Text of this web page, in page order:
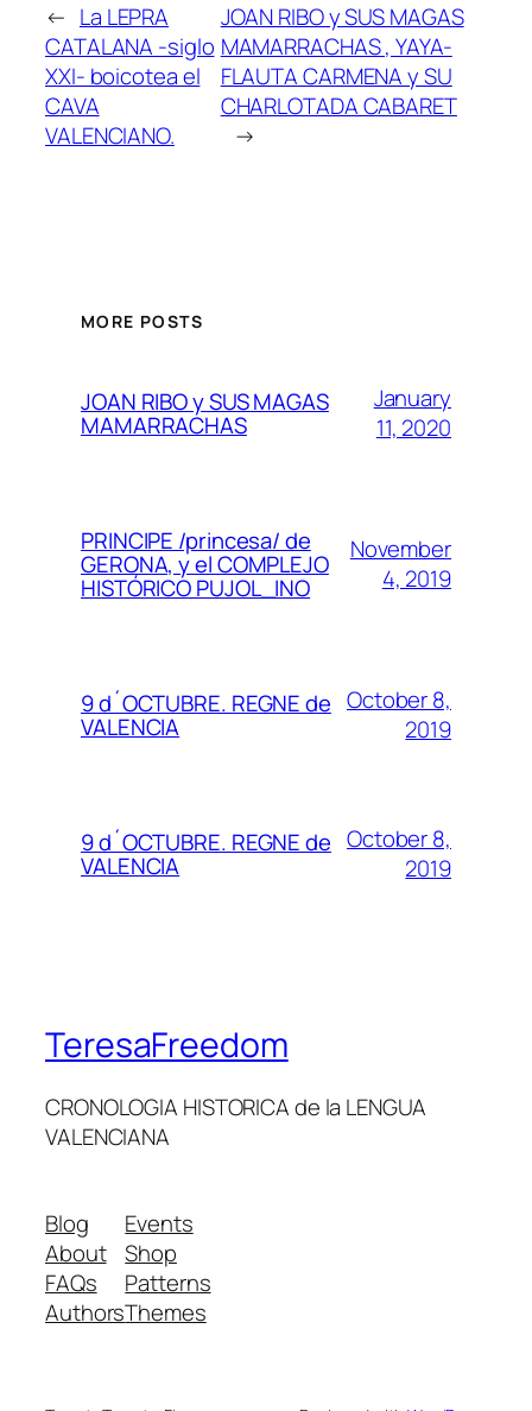
← La LEPRA
CATALANA -siglo
XXI- boicotea el
CAVA
VALENCIANO.
JOAN RIBO y SUS MAGAS
MAMARRACHAS , YAYA-
FLAUTA CARMENA y SU
CHARLOTADA CABARET
→
MORE POSTS
JOAN RIBO y SUS MAGAS
MAMARRACHAS
January
11, 2020
PRINCIPE /princesa/ de
GERONA, y el COMPLEJO
HISTÓRICO PUJOL_INO
November
4, 2019
9 d´OCTUBRE. REGNE de
VALENCIA
October 8,
2019
9 d´OCTUBRE. REGNE de
VALENCIA
October 8,
2019
TeresaFreedom
CRONOLOGIA HISTORICA de la LENGUA
VALENCIANA
Blog
About
FAQs
Authors
Events
Shop
Patterns
Themes